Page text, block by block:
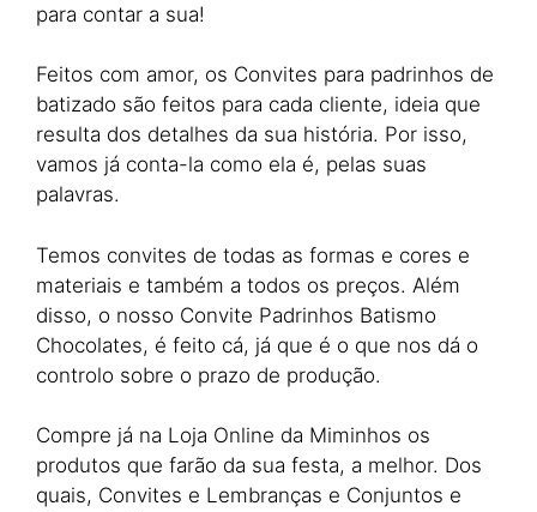
para contar a sua!
Feitos com amor, os Convites para padrinhos de
batizado são feitos para cada cliente, ideia que
resulta dos detalhes da sua história. Por isso,
vamos já conta-la como ela é, pelas suas
palavras.
Temos convites de todas as formas e cores e
materiais e também a todos os preços. Além
disso, o nosso Convite Padrinhos Batismo
Chocolates, é feito cá, já que é o que nos dá o
controlo sobre o prazo de produção.
Compre já na Loja Online da Miminhos os
produtos que farão da sua festa, a melhor. Dos
quais, Convites e Lembranças e Conjuntos e